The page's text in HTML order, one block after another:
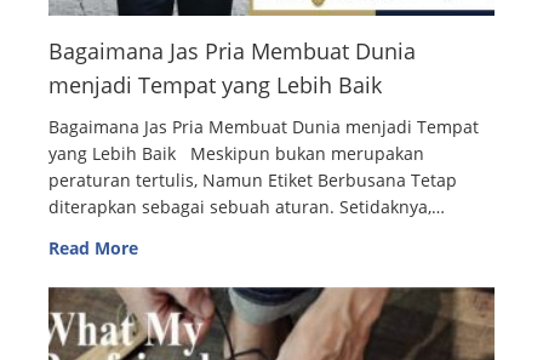
Bagaimana Jas Pria Membuat Dunia
menjadi Tempat yang Lebih Baik
Bagaimana Jas Pria Membuat Dunia menjadi Tempat
yang Lebih Baik Meskipun bukan merupakan
peraturan tertulis, Namun Etiket Berbusana Tetap
diterapkan sebagai sebuah aturan. Setidaknya,…
Read More